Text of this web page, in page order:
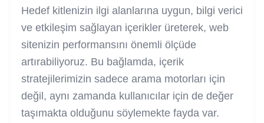
Hedef kitlenizin ilgi alanlarına uygun, bilgi verici
ve etkileşim sağlayan içerikler üreterek, web
sitenizin performansını önemli ölçüde
artırabiliyoruz. Bu bağlamda, içerik
stratejilerimizin sadece arama motorları için
değil, aynı zamanda kullanıcılar için de değer
taşımakta olduğunu söylemekte fayda var.